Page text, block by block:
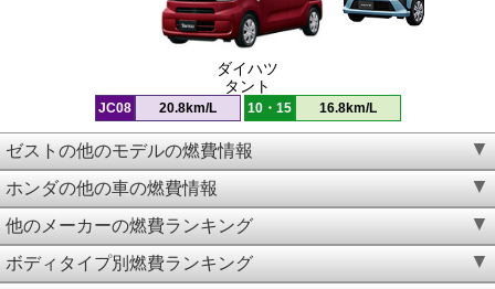
ダイハツ
タント
JC08 20.8km/L 10・15 16.8km/L
ゼストの他のモデルの燃費情報
ホンダの他の車の燃費情報
他のメーカーの燃費ランキング
ボディタイプ別燃費ランキング